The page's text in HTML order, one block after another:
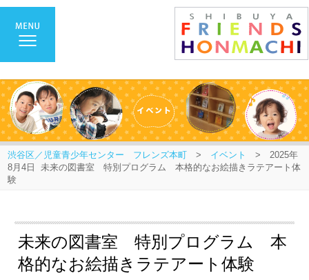
渋谷区／児童青少年センター フレンズ本町 > イベント
> 2025年
8月4日 未来の図書室 特別プログラム 本格的なお絵描きラテアート体
験
未来の図書室 特別プログラム 本
格的なお絵描きラテアート体験